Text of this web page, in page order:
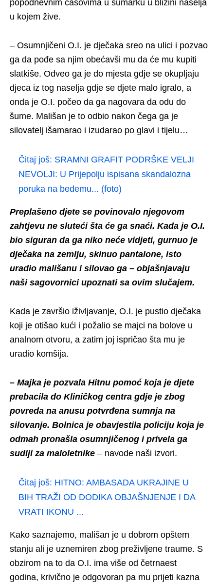
popodnevnim časovima u šumarku u blizini naselja
u kojem žive.
– Osumnjičeni O.I. je dječaka sreo na ulici i pozvao
ga da pođe sa njim obećavši mu da će mu kupiti
slatkiše. Odveo ga je do mjesta gdje se okupljaju
djeca iz tog naselja gdje se djete malo igralo, a
onda je O.I. počeo da ga nagovara da odu do
šume. Mališan je to odbio nakon čega ga je
silovatelj išamarao i izudarao po glavi i tijelu…
Čitaj još: SRAMNI GRAFIT PODRŠKE VELJI
NEVOLJI: U Prijepolju ispisana skandalozna
poruka na bedemu... (foto)
Preplašeno djete se povinovalo njegovom
zahtjevu ne sluteći šta će ga snaći. Kada je O.I.
bio siguran da ga niko neće vidjeti, gurnuo je
dječaka na zemlju, skinuo pantalone, isto
uradio mališanu i silovao ga – objašnjavaju
naši sagovornici upoznati sa ovim slučajem.
Kada je završio iživljavanje, O.I. je pustio dječaka
koji je otišao kući i požalio se majci na bolove u
analnom otvoru, a zatim joj ispričao šta mu je
uradio komšija.
– Majka je pozvala Hitnu pomoć koja je djete
prebacila do Kliničkog centra gdje je zbog
povreda na anusu potvrđena sumnja na
silovanje. Bolnica je obavjestila policiju koja je
odmah pronašla osumnjičenog i privela ga
sudiji za maloletnike – navode naši izvori.
Čitaj još: HITNO: AMBASADA UKRAJINE U
BIH TRAŽI OD DODIKA OBJAŠNJENJE I DA
VRATI IKONU ...
Kako saznajemo, mališan je u dobrom opštem
stanju ali je uznemiren zbog preživljene traume. S
obzirom na to da O.I. ima više od četrnaest
godina, krivično je odgovoran pa mu prijeti kazna